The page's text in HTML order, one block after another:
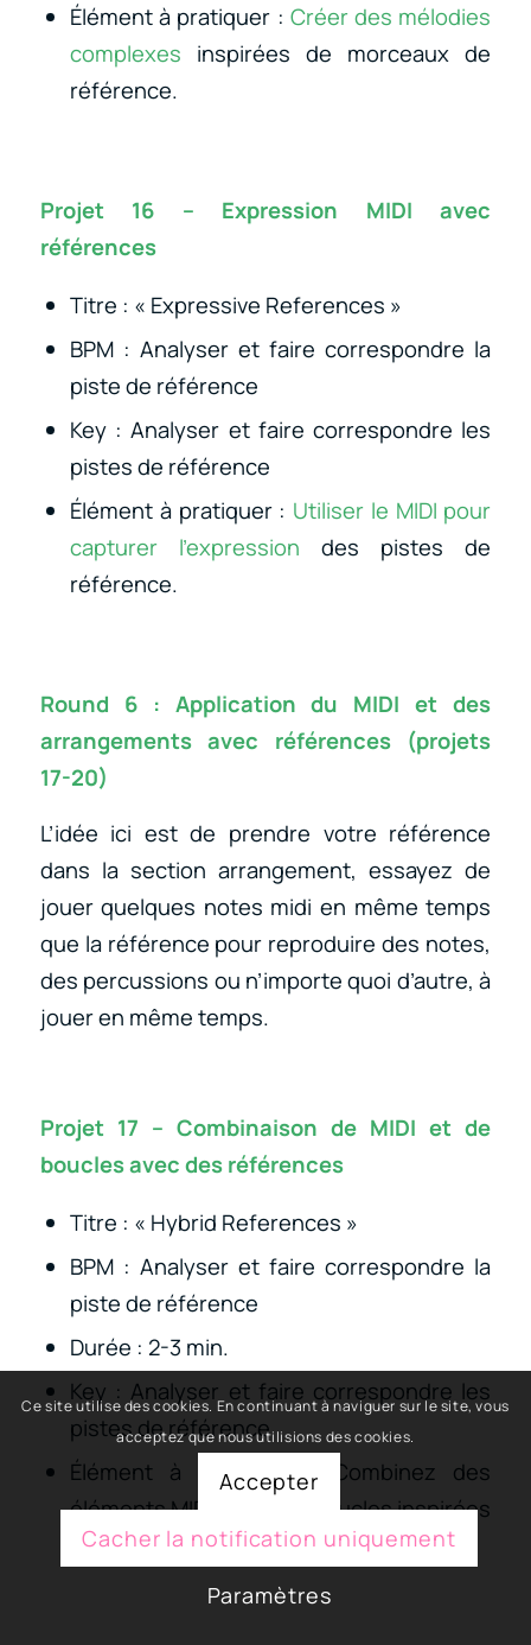
Élément à pratiquer : Créer des mélodies
complexes inspirées de morceaux de
référence.
Projet 16 – Expression MIDI avec
références
Titre : « Expressive References »
BPM : Analyser et faire correspondre la
piste de référence
Key : Analyser et faire correspondre les
pistes de référence
Élément à pratiquer : Utiliser le MIDI pour
capturer l’expression des pistes de
référence.
Round 6 : Application du MIDI et des
arrangements avec références (projets
17-20)
L’idée ici est de prendre votre référence
dans la section arrangement, essayez de
jouer quelques notes midi en même temps
que la référence pour reproduire des notes,
des percussions ou n’importe quoi d’autre, à
jouer en même temps.
Projet 17 – Combinaison de MIDI et de
boucles avec des références
Titre : « Hybrid References »
BPM : Analyser et faire correspondre la
piste de référence
Durée : 2-3 min.
Key : Analyser et faire correspondre les
pistes de référence
Élément à pratiquer : Combinez des
éléments MIDI avec des boucles inspirées
par la basse du morceau de référence.
Ce site utilise des cookies. En continuant à naviguer sur le site, vous
acceptez que nous utilisions des cookies.
Accepter
Cacher la notification uniquement
Paramètres